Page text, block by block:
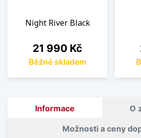
Night River Black
Cena
21 990 Kč
Běžně skladem
Informace O
Možnosti a ceny